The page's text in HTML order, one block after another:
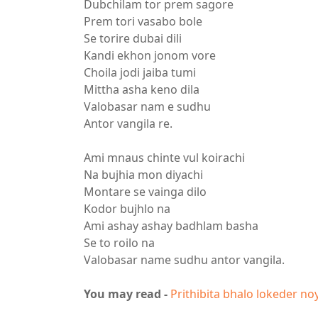
Dubchilam tor prem sagore
Prem tori vasabo bole
Se torire dubai dili
Kandi ekhon jonom vore
Choila jodi jaiba tumi
Mittha asha keno dila
Valobasar nam e sudhu
Antor vangila re.
Ami mnaus chinte vul koirachi
Na bujhia mon diyachi
Montare se vainga dilo
Kodor bujhlo na
Ami ashay ashay badhlam basha
Se to roilo na
Valobasar name sudhu antor vangila.
You may read - Prithibita bhalo lokeder